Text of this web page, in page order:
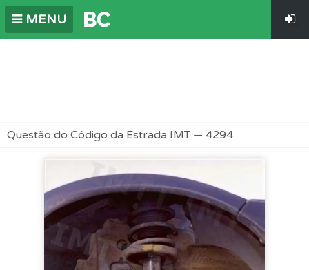
MENU
Questão do Código da Estrada IMT — 4294